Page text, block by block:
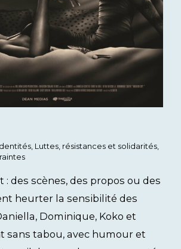
, Luttes, résistances et solidarités,
des scènes, des propos ou des
heurter la sensibilité des
Dominique, Koko et
sans tabou, avec humour et